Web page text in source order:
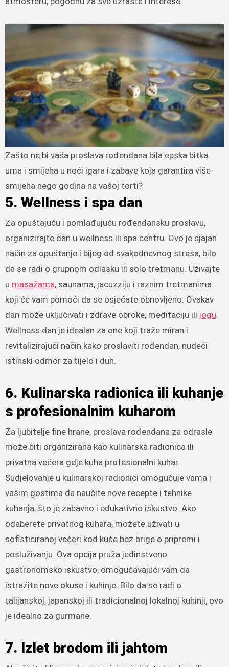
Zašto ne bi vaša proslava rođendana bila epska bitka
uma i smijeha u noći igara i zabave koja garantira više
smijeha nego godina na vašoj torti?
5. Wellness i spa dan
Za opuštajuću i pomlađujuću rođendansku proslavu,
organizirajte dan u wellness ili spa centru. Ovo je sjajan
način za opuštanje i bijeg od svakodnevnog stresa, bilo
da se radi o grupnom odlasku ili solo tretmanu. Uživajte
u masažama, saunama, jacuzziju i raznim tretmanima
koji će vam pomoći da se osjećate obnovljeno. Ovakav
dan može uključivati i zdrave obroke, meditaciju ili jogu.
Wellness dan je idealan za one koji traže miran i
revitalizirajući način kako proslaviti rođendan, nudeći
istinski odmor za tijelo i duh.
6. Kulinarska radionica ili kuhanje
s profesionalnim kuharom
Za ljubitelje fine hrane, proslava rođendana za odrasle
može biti organizirana kao kulinarska radionica ili
privatna večera gdje kuha profesionalni kuhar.
Sudjelovanje u kulinarskoj radionici omogućuje vama i
vašim gostima da naučite nove recepte i tehnike
kuhanja, što je zabavno i edukativno iskustvo. Ako
odaberete privatnog kuhara, možete uživati u
sofisticiranoj večeri kod kuće bez brige o pripremi i
posluživanju. Ova opcija pruža jedinstveno
gastronomsko iskustvo, omogućavajući vam da
istražite nove okuse i kuhinje. Bilo da se radi o
talijanskoj, japanskoj ili tradicionalnoj lokalnoj kuhinji, ovo
je idealno za gurmane.
7. Izlet brodom ili jahtom